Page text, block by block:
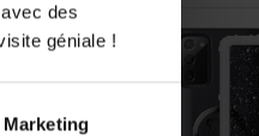
des
géniale !
Marketing
-9%